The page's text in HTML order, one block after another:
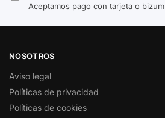
Aceptamos pago con tarjeta o bizum
NOSOTROS
Aviso legal
Políticas de privacidad
Políticas de cookies